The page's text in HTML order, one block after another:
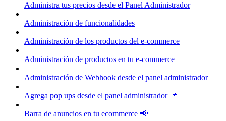
Administra tus precios desde el Panel Administrador
Administración de funcionalidades
Administración de los productos del e-commerce
Administración de productos en tu e-commerce
Administración de Webhook desde el panel administrador
Agrega pop ups desde el panel administrador 📌
Barra de anuncios en tu ecommerce 📢